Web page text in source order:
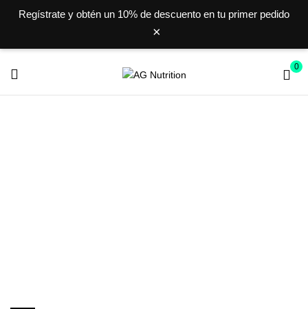
Regístrate y obtén un 10% de descuento en tu primer pedido
×
0